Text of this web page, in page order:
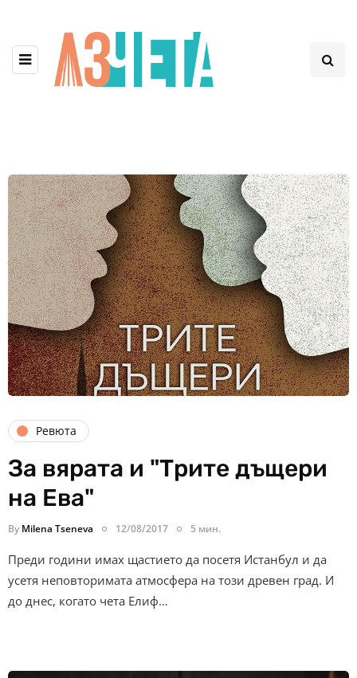
Ревюта
За вярата и "Трите дъщери
на Ева"
By Milena Tseneva 12/08/2017 5 мин.
Преди години имах щастието да посетя Истанбул и да
усетя неповторимата атмосфера на този древен град. И
до днес, когато чета Елиф…